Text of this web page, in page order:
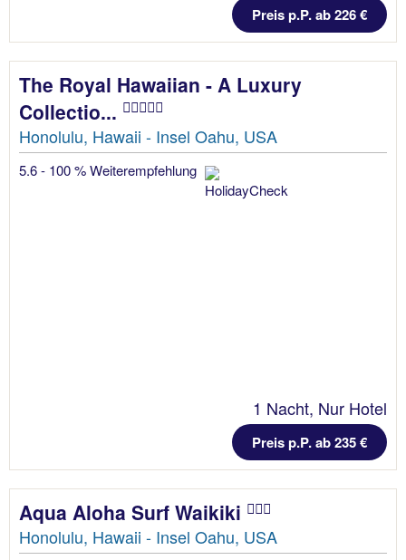
Preis p.P. ab 226 €
The Royal Hawaiian - A Luxury
Collectio...
Honolulu, Hawaii - Insel Oahu, USA
5.6 - 100 % Weiterempfehlung
1 Nacht, Nur Hotel
Preis p.P. ab 235 €
Aqua Aloha Surf Waikiki
Honolulu, Hawaii - Insel Oahu, USA